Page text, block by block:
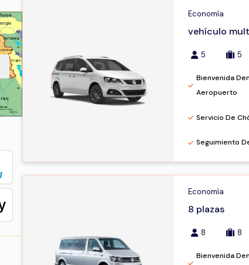
Economía
vehículo
5 5
Bienvenida
Aeropuerto
Servicio De
Seguimiento
Economía
8 plazas
8 8
Bienvenida